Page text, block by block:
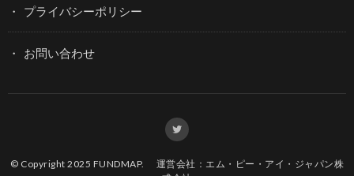
プライバシーポリシー
お問い合わせ
© Copyright 2025 FUNDMAP. 運営会社：エム・ピー・アイ・ジャパン株